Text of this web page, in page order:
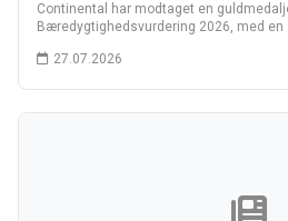
Continental har modtaget en
Bæredygtighedsvurdering 2026, med en
27.07.2026